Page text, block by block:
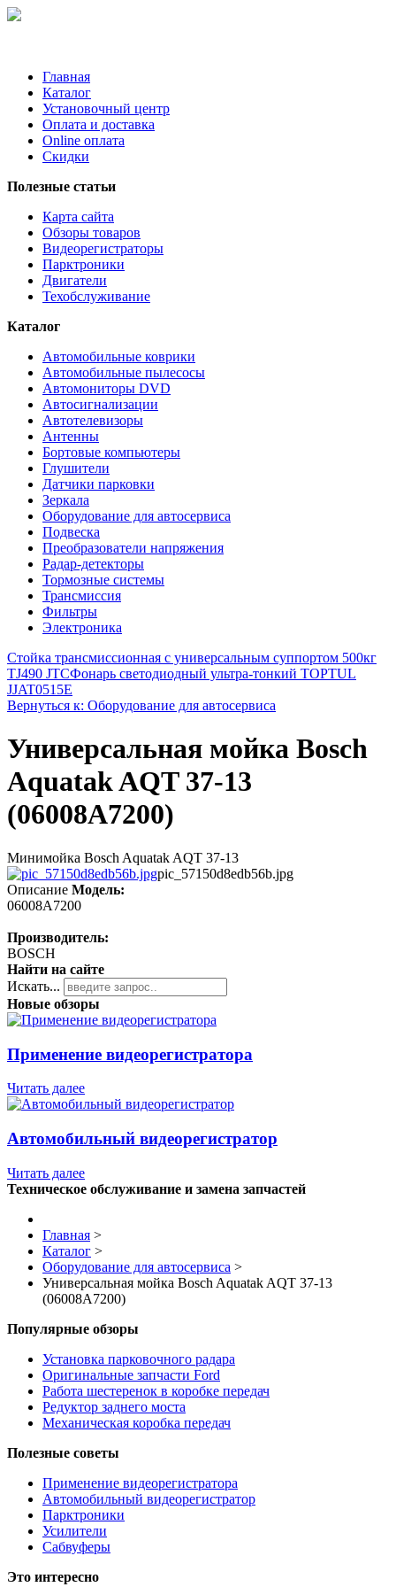
Главная
Каталог
Установочный центр
Оплата и доставка
Online оплата
Скидки
Полезные статьи
Карта сайта
Обзоры товаров
Видеорегистраторы
Парктроники
Двигатели
Техобслуживание
Каталог
Автомобильные коврики
Автомобильные пылесосы
Автомониторы DVD
Автосигнализации
Автотелевизоры
Антенны
Бортовые компьютеры
Глушители
Датчики парковки
Зеркала
Оборудование для автосервиса
Подвеска
Преобразователи напряжения
Радар-детекторы
Тормозные системы
Трансмиссия
Фильтры
Электроника
Стойка трансмиссионная с универсальным суппортом 500кг
TJ490 JTCФонарь светодиодный ультра-тонкий TOPTUL
JJAT0515E
Вернуться к: Оборудование для автосервиса
Универсальная мойка Bosch
Aquatak AQT 37-13
(06008A7200)
Минимойка Bosch Aquatak AQT 37-13
pic_57150d8edb56b.jpg
Описание Модель:
06008A7200
Производитель:
BOSCH
Найти на сайте
Искать...
Новые обзоры
Применение видеорегистратора
Читать далее
Автомобильный видеорегистратор
Читать далее
Техническое обслуживание и замена запчастей
Главная >
Каталог >
Оборудование для автосервиса >
Универсальная мойка Bosch Aquatak AQT 37-13
(06008A7200)
Популярные обзоры
Установка парковочного радара
Оригинальные запчасти Ford
Работа шестеренок в коробке передач
Редуктор заднего моста
Механическая коробка передач
Полезные советы
Применение видеорегистратора
Автомобильный видеорегистратор
Парктроники
Усилители
Cабвуферы
Это интересно